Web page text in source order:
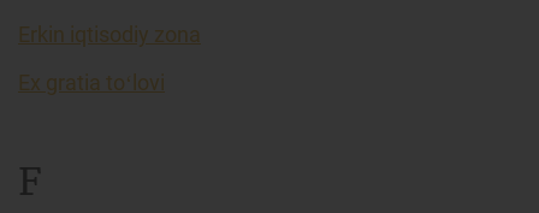
Erkin iqtisodiy zona
Ex gratia toʻlovi
F